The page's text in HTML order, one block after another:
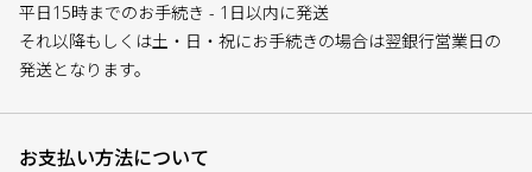
平日15時までのお手続き - 1日以内に発送
それ以降もしくは土・日・祝にお手続きの場合は翌銀行営業日の
発送となります。
お支払い方法について